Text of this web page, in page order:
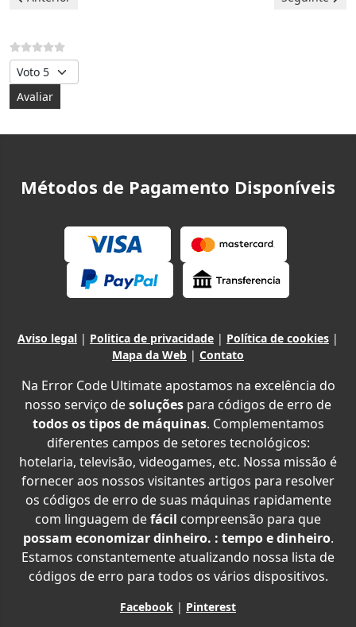
Avalie, por favor
Métodos de Pagamento Disponíveis
Aviso legal | Politica de privacidade | Política de cookies |
Mapa da Web | Contato
Na Error Code Ultimate apostamos na excelência do
nosso serviço desoluções para códigos de erro de
todos os tipos de máquinas. Complementamos
diferentes campos de setores tecnológicos:
hotelaria, televisão, videogames, etc. Nossa missão é
fornecer aos nossos visitantes artigos para resolver
os códigos de erro de suas máquinas rapidamente
com linguagem defácil compreensão para que
possam economizar dinheiro. : tempo e dinheiro.
Estamos constantemente atualizando nossa lista de
códigos de erro para todos os vários dispositivos.
Facebook | Pinterest